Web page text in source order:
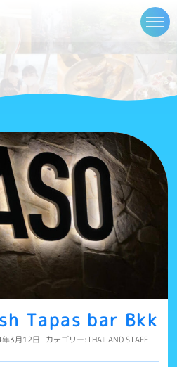
Tapas bar Bkk
3月12日 カテゴリー:THAILAND STAFF